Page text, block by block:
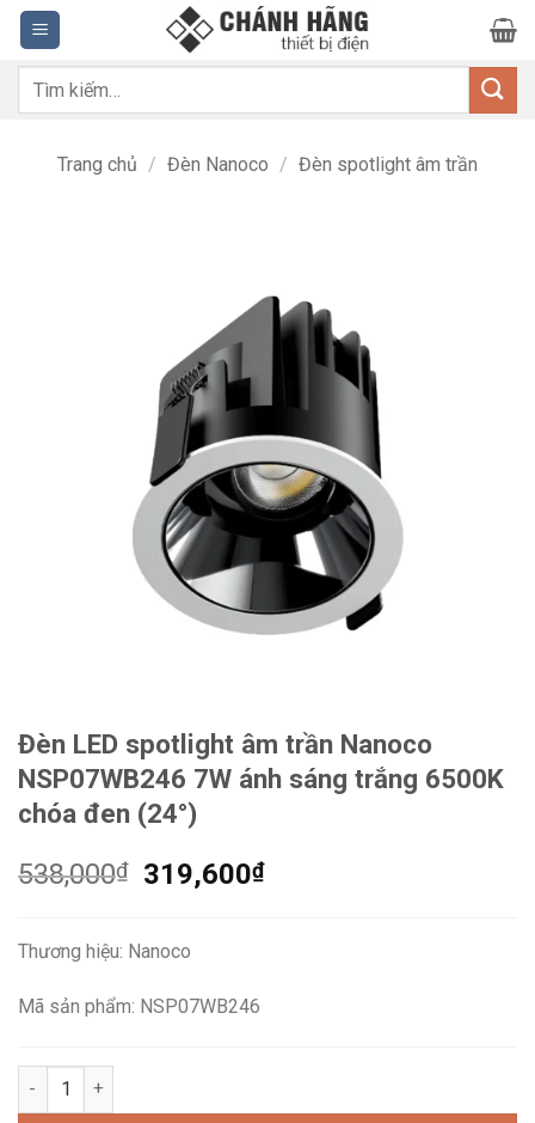
Bỏ
qua
nội
dung
Tìm
Trang chủ / Đèn Nanoco / Đèn spotlight âm trần
Đèn LED spotlight âm trần Nanoco
NSP07WB246 7W ánh sáng trắng 6500K
chóa đen (24°)
538,000₫
Giá
538,000₫.
319,600₫Giá
Thương hiệu: Nanoco
Mã sản phẩm: NSP07WB246
Đèn LED spotlight âm trần Nanoco NSP07WB246 7W ánh